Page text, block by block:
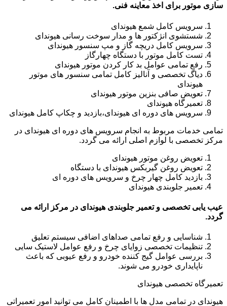
سازی موتور برای اخذ معاینه فنی.
سرویس کامل شمع هیوندای
شستشوی انژکتور ها و مدار سوخت رسانی هیوندای
سرویس کامل دریچه گاز و مپ سنسور هیوندای
تست کامل موتور با دستگاه چهارگاز
رفع تمامی عوامل بد کار کردن موتور هیوندای
دیاگ تخصصی و آنالیز کامل تمامی سنسور های موتور
هیوندای
تعویض صافی بنزین موتور هیوندای
تعمیرگاه هیوندای
سرویس های دوره ای هیوندای،بازدید و چکاپ کامل هیوندای
تمامی خدمات مربوط به انجام سرویس های دوره ای هیوندای در
مرکز تخصصی با لوازم اصلی ارائه می گردد.
تعویض روغن موتور هیوندای
تعویض روغن گیربکس هیوندای با دستگاه
بازدید کامل چهار چرخ و سرویس های دوره ای
تعمیر جلوبندی هیوندای
عیب یابی تخصصی و تعمیر جلوبندی هیوندای در مرکز ارائه می
گردد.
شناسایی و رفع تمامی صداهای اضافی سیستم تعلیق
تنظیمات تخصصی زوایای چرخ و رفع عوامل لاستیک سایی
بررسی عوامل گیج کننده خودرو و رفع عیوبی که باعث
ناپایداری خودرو می شوند.
تعمیرگاه تخصصی هیوندای
هیوندای در تمامی مدل ها با اطمینان کامل می توانید امور تعمیراتی